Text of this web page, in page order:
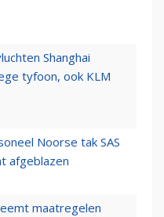
Shanghai
tyfoon, ook KLM
Noorse tak SAS
afgeblazen
maatregelen